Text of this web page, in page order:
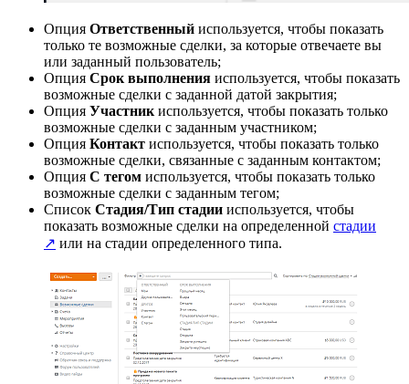
Опция Ответственный используется, чтобы показать
только те возможные сделки, за которые отвечаете вы
или заданный пользователь;
Опция Срок выполнения используется, чтобы показать
возможные сделки с заданной датой закрытия;
Опция Участник используется, чтобы показать только
возможные сделки с заданным участником;
Опция Контакт используется, чтобы показать только
возможные сделки, связанные с заданным контактом;
Опция С тегом используется, чтобы показать только
возможные сделки с заданным тегом;
Список Стадия/Тип стадии используется, чтобы
показать возможные сделки на определенной стадии
↗ или на стадии определенного типа.